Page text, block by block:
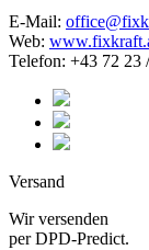
E-Mail:
Web:
Telefon: +43 72 23
Versand
Wir versenden
per DPD-Predict.